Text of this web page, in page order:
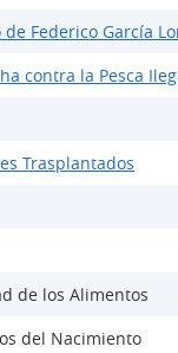
Federico García
contra la Pesca
Trasplantados
de los Alimentos
del Nacimiento